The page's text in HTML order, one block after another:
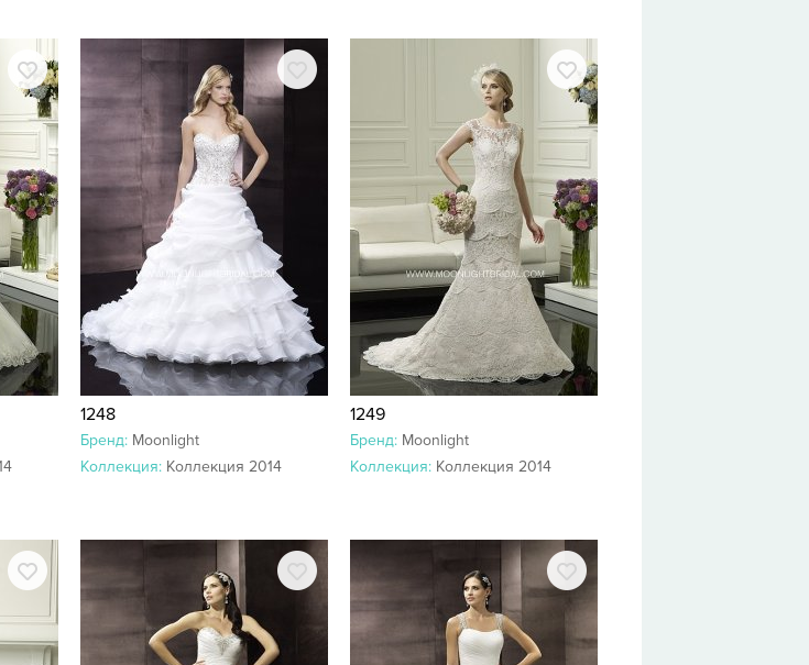
1248
Бренд: Moonlight
Коллекция: Коллекция 2014
1249
Бренд: Moonlight
Коллекция: Коллекция 2014